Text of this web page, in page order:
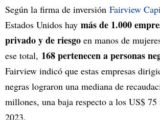
Según la firma de inversión Fairview
Estados Unidos hay más de 1.000
privado y de riesgo en manos de
ese total, 168 pertenecen a personas
Fairview indicó que estas empresas
negras lograron una mediana de
millones, una baja respecto a los US$
2023.